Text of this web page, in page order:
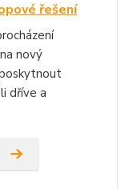
řešení
nový
dříve a